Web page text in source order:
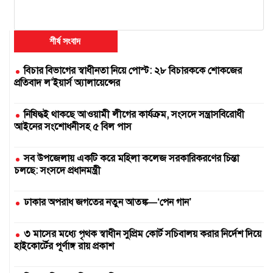
শীর্ষ সংবাদ
বিচার বিভাগের স্বাধীনতা নিয়ে পোস্ট: ২৮ বিচারককে শোকজের
প্রতিবাদ ল’ইয়ার্স অ্যালায়েন্সের
নিষিদ্ধই থাকছে আওয়ামী লীগের কার্যক্রম, সংসদে সন্ত্রাসবিরোধী
আইনের সংশোধনীসহ ৫ বিল পাস
সব উপজেলায় একটি করে মহিলা কলেজ সরকারিকরণের চিন্তা
চলছে: সংসদে প্রধানমন্ত্রী
ঢাকার অপরাধ জগতের নতুন আতঙ্ক—‘পেন গান’
৩ মাসের মধ্যে পৃথক স্বাধীন সুপ্রিম কোর্ট সচিবালয় করার নির্দেশ দিয়ে
হাইকোর্টের পূর্ণাঙ্গ রায় প্রকাশ